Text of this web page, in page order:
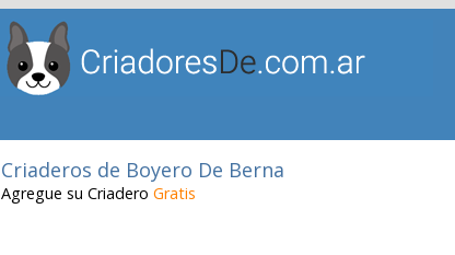
Criaderos de Boyero De Berna
Agregue su Criadero Gratis